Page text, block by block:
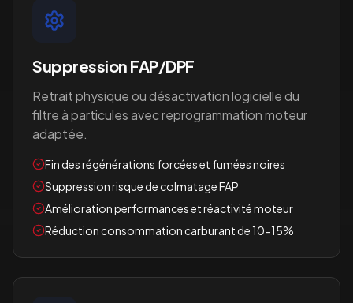
Suppression FAP/DPF
Retrait physique ou désactivation logicielle du
filtre à particules avec reprogrammation moteur
adaptée.
Fin des régénérations forcées et fumées noires
Suppression risque de colmatage FAP
Amélioration performances et réactivité moteur
Réduction consommation carburant de 10-15%